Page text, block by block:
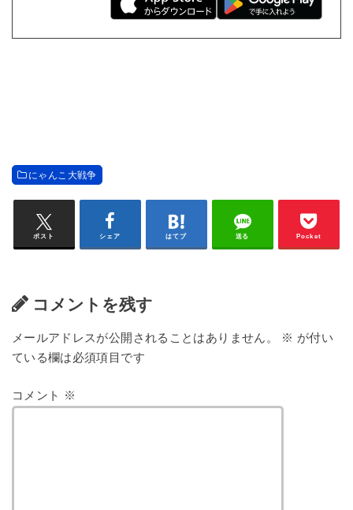
にゃんこ大戦争
ポスト シェア はてブ 送る Pocket
コメントを残す
メールアドレスが公開されることはありません。 ※ が付い
ている欄は必須項目です
コメント ※